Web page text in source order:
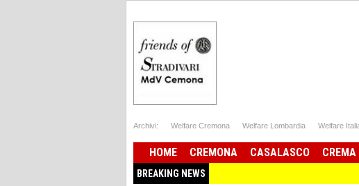
Archivi: Welfare Cremona Welfare Lombardia Welfare
HOME CREMONA CASALASCO CREMA
BREAKING NEWS